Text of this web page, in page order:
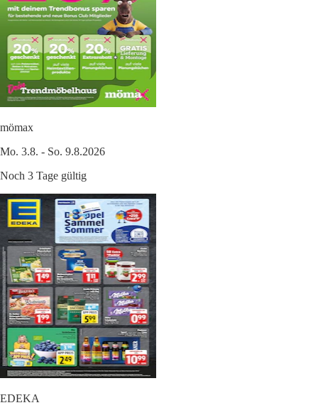
mömax
Mo. 3.8. - So. 9.8.2026
Noch 3 Tage gültig
EDEKA